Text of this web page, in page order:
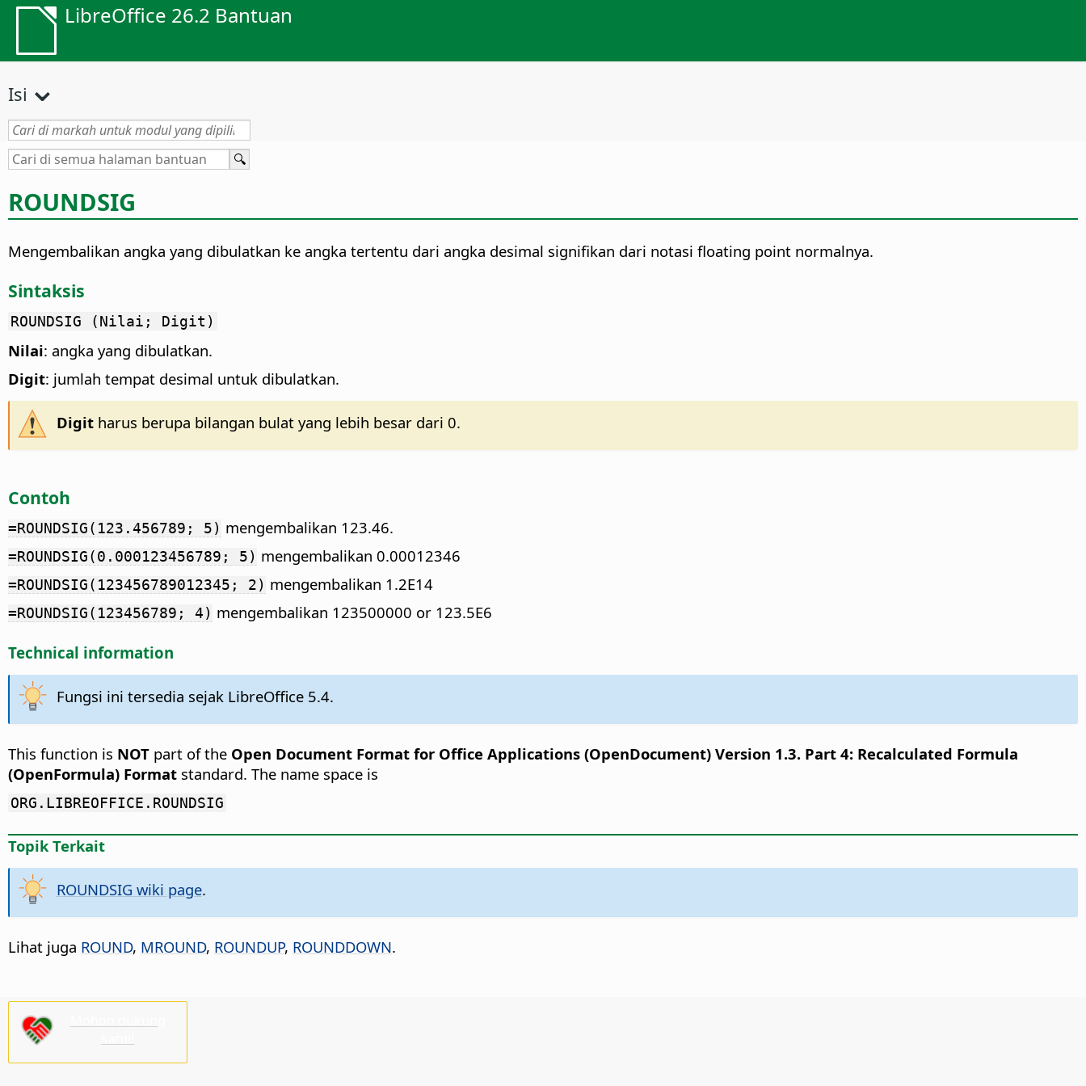
LibreOffice 26.2 Bantuan
Isi
ROUNDSIG
Mengembalikan angka yang dibulatkan ke angka tertentu dari angka desimal signifikan dari notasi floating point normalnya.
Sintaksis
ROUNDSIG (Nilai; Digit)
Nilai: angka yang dibulatkan.
Digit: jumlah tempat desimal untuk dibulatkan.
Digitharus berupa bilangan bulat yang lebih besar dari 0.
Contoh
=ROUNDSIG(123.456789; 5) mengembalikan 123.46.
=ROUNDSIG(0.000123456789; 5) mengembalikan 0.00012346
=ROUNDSIG(123456789012345; 2) mengembalikan 1.2E14
=ROUNDSIG(123456789; 4) mengembalikan 123500000 or 123.5E6
Technical information
Fungsi ini tersedia sejak LibreOffice 5.4.
This function is NOT part of the Open Document Format for Office Applications (OpenDocument) Version 1.3. Part 4: Recalculated Formula
(OpenFormula) Format standard. The name space is
ORG.LIBREOFFICE.ROUNDSIG
Topik Terkait
ROUNDSIG wiki page.
Lihat juga ROUND, MROUND, ROUNDUP, ROUNDDOWN.